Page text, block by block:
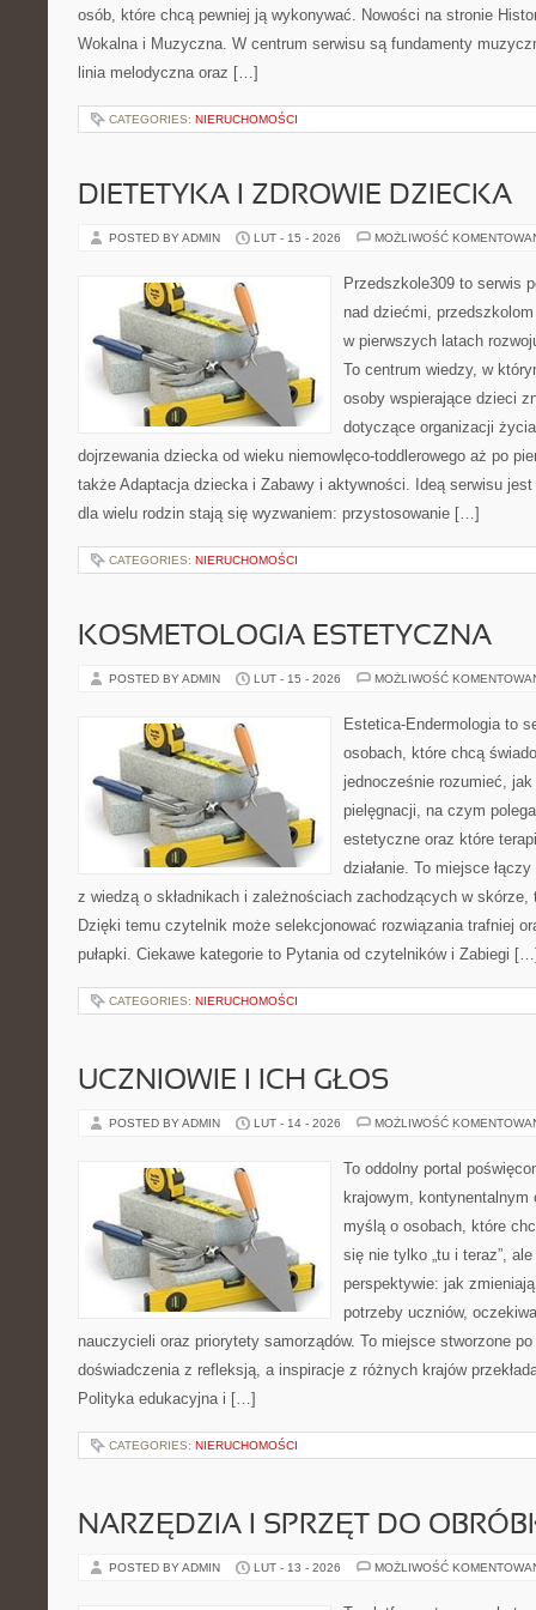
osób, które chcą pewniej ją wykonywać. Nowości na stronie
Wokalna i Muzyczna. W centrum serwisu są fundamenty
linia melodyczna oraz […]
CATEGORIES: NIERUCHOMOŚCI
DIETETYKA I ZDROWIE DZIECKA
POSTED BY ADMIN LUT - 15 - 2026 MOŻLIWOŚĆ
Przedszkole309 to serwis
nad dziećmi,
w pierwszych latach
To centrum wiedzy, w
osoby wspierające dzieci
dotyczące organizacji
dojrzewania dziecka od wieku niemowlęco-toddlerowego aż po
także Adaptacja dziecka i Zabawy i aktywności. Ideą serwisu
dla wielu rodzin stają się wyzwaniem: przystosowanie […]
CATEGORIES: NIERUCHOMOŚCI
KOSMETOLOGIA ESTETYCZNA
POSTED BY ADMIN LUT - 15 - 2026 MOŻLIWOŚĆ
Estetica-Endermologia to
osobach, które chcą
jednocześnie rozumieć, jak
pielęgnacji, na czym
estetyczne oraz które
działanie. To miejsce
z wiedzą o składnikach i zależnościach zachodzących w skórze,
Dzięki temu czytelnik może selekcjonować rozwiązania trafniej
pułapki. Ciekawe kategorie to Pytania od czytelników i Zabiegi
CATEGORIES: NIERUCHOMOŚCI
UCZNIOWIE I ICH GŁOS
POSTED BY ADMIN LUT - 14 - 2026 MOŻLIWOŚĆ
To oddolny portal
krajowym, kontynentalnym
myślą o osobach, które
się nie tylko „tu i teraz”,
perspektywie: jak
potrzeby uczniów,
nauczycieli oraz priorytety samorządów. To miejsce stworzone
doświadczenia z refleksją, a inspiracje z różnych krajów
Polityka edukacyjna i […]
CATEGORIES: NIERUCHOMOŚCI
NARZĘDZIA I SPRZĘT DO
POSTED BY ADMIN LUT - 13 - 2026 MOŻLIWOŚĆ